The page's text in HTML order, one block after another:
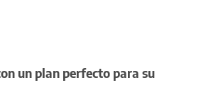
un plan perfecto para su